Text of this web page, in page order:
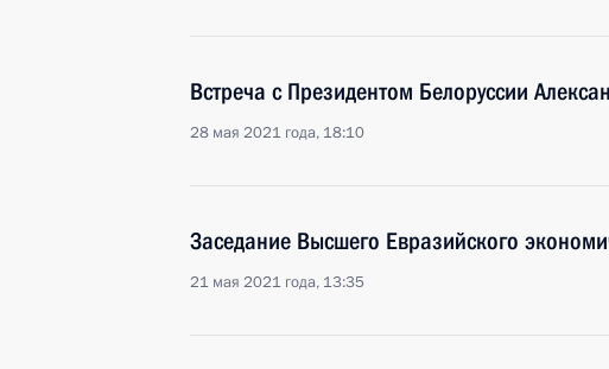
Встреча с Президентом Белоруссии
28 мая 2021 года, 18:10
Заседание Высшего Евразийского
21 мая 2021 года, 13:35